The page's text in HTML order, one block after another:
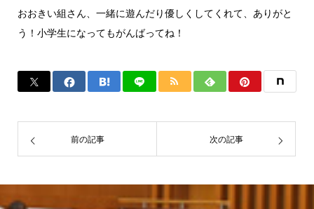
おおきい組さん、一緒に遊んだり優しくしてくれて、ありがと
う！小学生になってもがんばってね！
前の記事 次の記事